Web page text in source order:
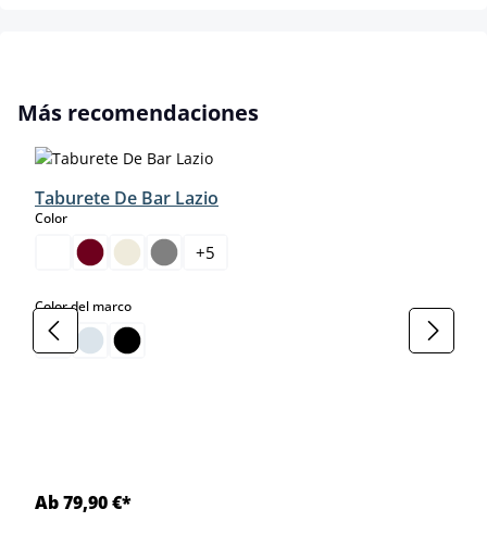
Omitir la galería de productos
Más recomendaciones
Taburete De Bar Lazio
Colorselect
+5
Color del marcoselect
Ab 79,90 €*